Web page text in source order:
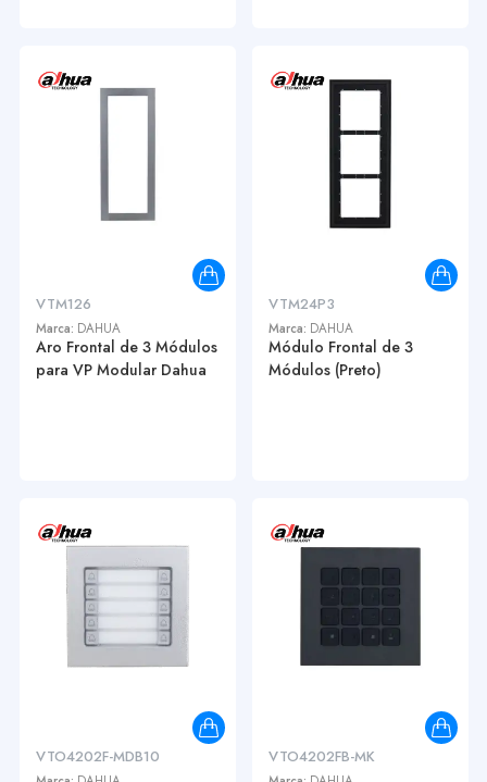
VTM126
Marca: DAHUA
Aro Frontal de 3 Módulos
para VP Modular Dahua
VTM24P3
Marca: DAHUA
Módulo Frontal de 3
Módulos (Preto)
VTO4202F-MDB10 VTO4202FB-MK